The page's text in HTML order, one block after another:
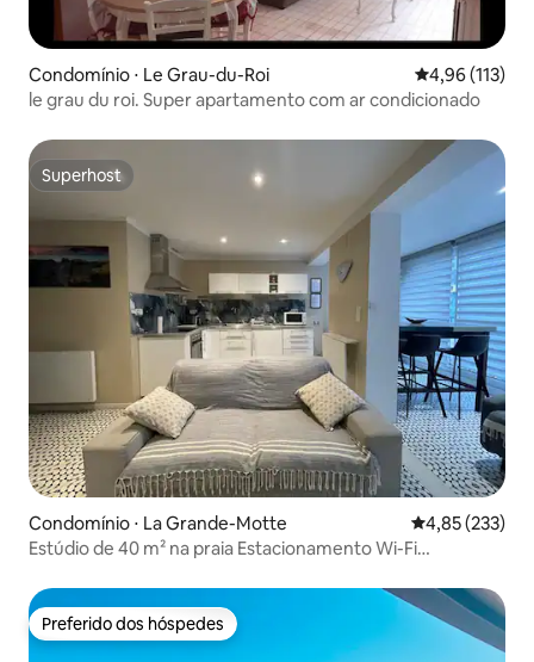
Condomínio ⋅ Le Grau-du-Roi 4,96 de uma
4,96 (113)
le grau du roi. Super apartamento com ar condicionado
Superhost
Superhost
Condomínio ⋅ La Grande-Motte 4,85 de uma
4,85 (233)
Estúdio de 40 m² na praia Estacionamento Wi-Fi
Preferido dos hóspedes
Preferido dos hóspedes